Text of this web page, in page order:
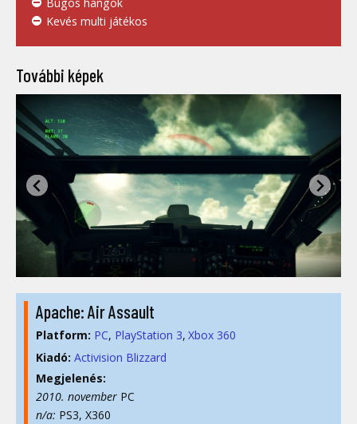
Kevés multi játékos
További képek
Apache: Air Assault
Platform: PC PlayStation 3 Xbox 360
Kiadó: Activision Blizzard
Megjelenés:
2010. november PC
n/a: PS3, X360